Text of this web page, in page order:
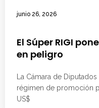
junio 26, 2026
El Súper RIGI
en peligro
La Cámara de
régimen de promoción
US$